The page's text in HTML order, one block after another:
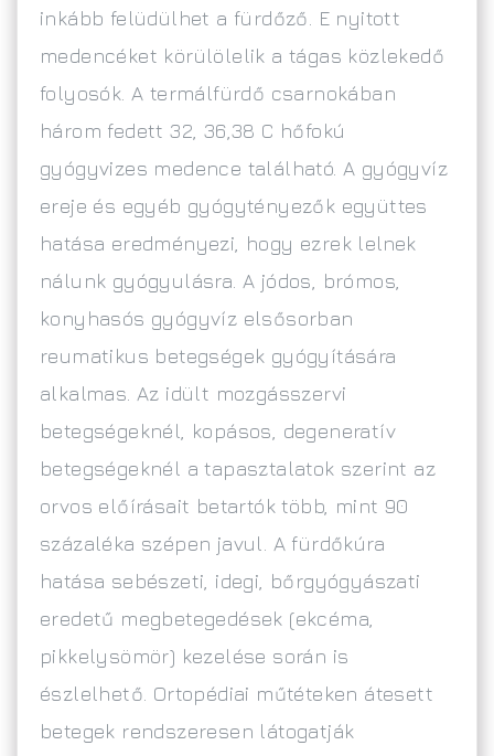
inkább felüdülhet a fürdőző. E nyitott
medencéket körülölelik a tágas közlekedő
folyosók. A termálfürdő csarnokában
három fedett 32, 36,38 C hőfokú
gyógyvizes medence található. A gyógyvíz
ereje és egyéb gyógytényezők együttes
hatása eredményezi, hogy ezrek lelnek
nálunk gyógyulásra. A jódos, brómos,
konyhasós gyógyvíz elsősorban
reumatikus betegségek gyógyítására
alkalmas. Az idült mozgásszervi
betegségeknél, kopásos, degeneratív
betegségeknél a tapasztalatok szerint az
orvos előírásait betartók több, mint 90
százaléka szépen javul. A fürdőkúra
hatása sebészeti, idegi, bőrgyógyászati
eredetű megbetegedések (ekcéma,
pikkelysömör) kezelése során is
észlelhető. Ortopédiai műtéteken átesett
betegek rendszeresen látogatják